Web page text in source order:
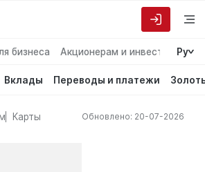
бизнеса Акционерам и инвесторам
Ру
Вклады Переводы и платежи
Карты Обновлено: 20-07-2026